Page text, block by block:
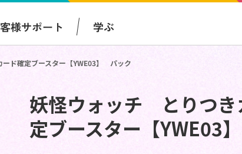
様サポート 学ぶ
ド確定ブースター【YWE03】 パック
妖怪ウォッチ とりつ
定ブースター【YWE03